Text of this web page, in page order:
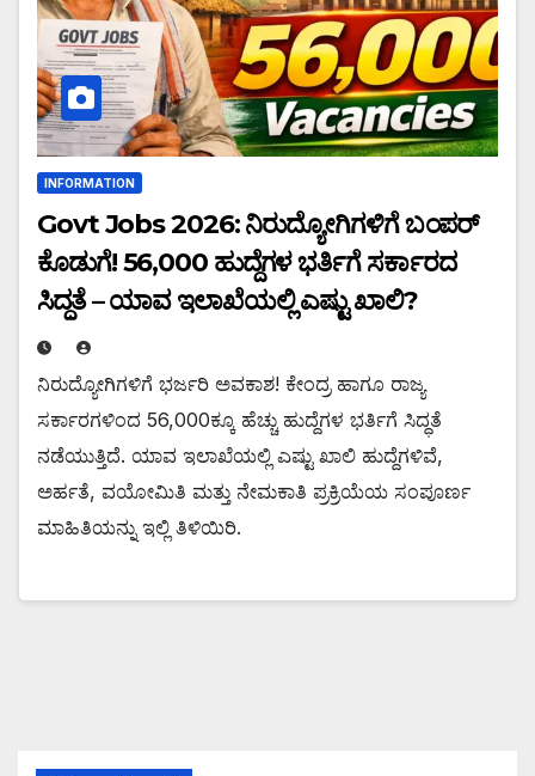
INFORMATION
Govt Jobs 2026: ನಿರುದ್ಯೋಗಿಗಳಿಗೆ ಬಂಪರ್
ಕೊಡುಗೆ! 56,000 ಹುದ್ದೆಗಳ ಭರ್ತಿಗೆ ಸರ್ಕಾರದ
ಸಿದ್ಧತೆ – ಯಾವ ಇಲಾಖೆಯಲ್ಲಿ ಎಷ್ಟು ಖಾಲಿ?
ನಿರುದ್ಯೋಗಿಗಳಿಗೆ ಭರ್ಜರಿ ಅವಕಾಶ! ಕೇಂದ್ರ ಹಾಗೂ ರಾಜ್ಯ
ಸರ್ಕಾರಗಳಿಂದ 56,000ಕ್ಕೂ ಹೆಚ್ಚು ಹುದ್ದೆಗಳ ಭರ್ತಿಗೆ ಸಿದ್ಧತೆ
ನಡೆಯುತ್ತಿದೆ. ಯಾವ ಇಲಾಖೆಯಲ್ಲಿ ಎಷ್ಟು ಖಾಲಿ ಹುದ್ದೆಗಳಿವೆ,
ಅರ್ಹತೆ, ವಯೋಮಿತಿ ಮತ್ತು ನೇಮಕಾತಿ ಪ್ರಕ್ರಿಯೆಯ ಸಂಪೂರ್ಣ
ಮಾಹಿತಿಯನ್ನು ಇಲ್ಲಿ ತಿಳಿಯಿರಿ.